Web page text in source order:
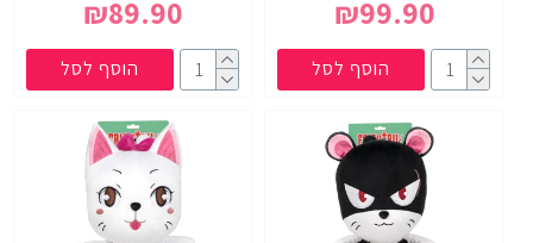
₪99.90
הוסף לסל
₪89.90
הוסף לסל